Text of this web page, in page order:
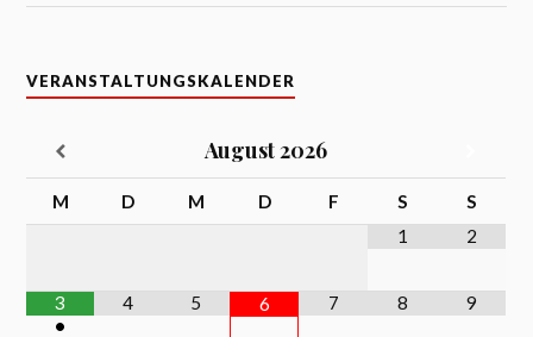
VERANSTALTUNGSKALENDER
August2026
M D M D F S
S
1
2
3
•
4 5 6 7 8 9